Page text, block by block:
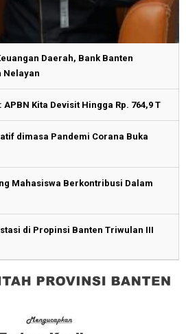
Daerah, Bank Banten
Nelayan
Kita Devisit Hingga Rp. 764,9 T
dimasa Pandemi Corana Buka
Mahasiswa Berkontribusi Dalam
di Propinsi Banten Triwulan III